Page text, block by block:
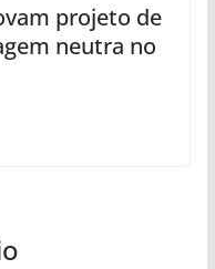
projeto de
neutra no